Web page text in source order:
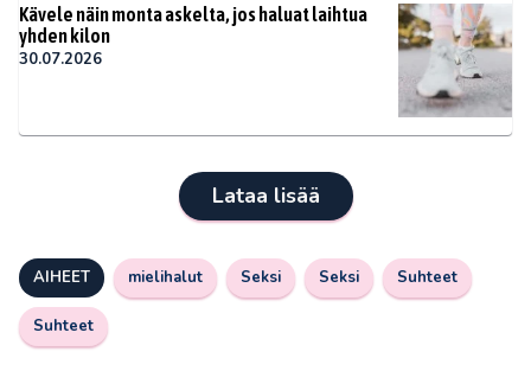
Kävele näin monta askelta, jos haluat laihtua
yhden kilon
30.07.2026
Lataa lisää
AIHEET mielihalut Seksi Seksi Suhteet
Suhteet